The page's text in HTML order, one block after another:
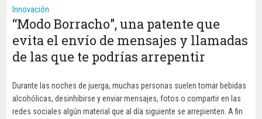
Innovación
“Modo Borracho”, una patente que
evita el envío de mensajes y llamadas
de las que te podrías arrepentir
Durante las noches de juerga, muchas personas suelen tomar bebidas
alcohólicas, desinhibirse y enviar mensajes, fotos o compartir en las
redes sociales algún material que al día siguiente se arrepienten. A fin